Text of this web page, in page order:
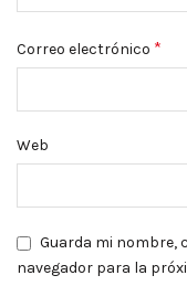
Correo electrónico *
Web
Guarda mi nombre,
navegador para la